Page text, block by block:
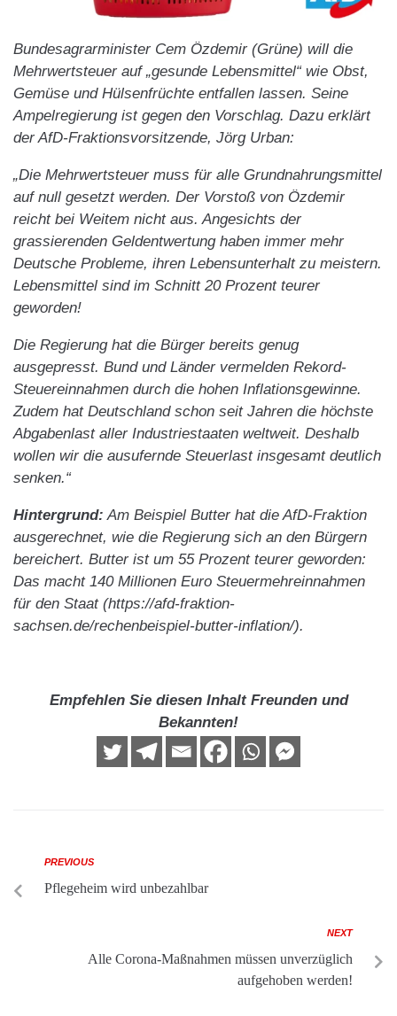
Bundesagrarminister Cem Özdemir (Grüne) will die
Mehrwertsteuer auf „gesunde Lebensmittel“ wie Obst,
Gemüse und Hülsenfrüchte entfallen lassen. Seine
Ampelregierung ist gegen den Vorschlag. Dazu erklärt
der AfD-Fraktionsvorsitzende, Jörg Urban:
„Die Mehrwertsteuer muss für alle Grundnahrungsmittel
auf null gesetzt werden. Der Vorstoß von Özdemir
reicht bei Weitem nicht aus. Angesichts der
grassierenden Geldentwertung haben immer mehr
Deutsche Probleme, ihren Lebensunterhalt zu meistern.
Lebensmittel sind im Schnitt 20 Prozent teurer
geworden!
Die Regierung hat die Bürger bereits genug
ausgepresst. Bund und Länder vermelden Rekord-
Steuereinnahmen durch die hohen Inflationsgewinne.
Zudem hat Deutschland schon seit Jahren die höchste
Abgabenlast aller Industriestaaten weltweit. Deshalb
wollen wir die ausufernde Steuerlast insgesamt deutlich
senken.“
Hintergrund: Am Beispiel Butter hat die AfD-Fraktion
ausgerechnet, wie die Regierung sich an den Bürgern
bereichert. Butter ist um 55 Prozent teurer geworden:
Das macht 140 Millionen Euro Steuermehreinnahmen
für den Staat (https://afd-fraktion-
sachsen.de/rechenbeispiel-butter-inflation/).
Empfehlen Sie diesen Inhalt Freunden und
Bekannten!
PREVIOUS
Pflegeheim wird unbezahlbar
NEXT
Alle Corona-Maßnahmen müssen unverzüglich
aufgehoben werden!